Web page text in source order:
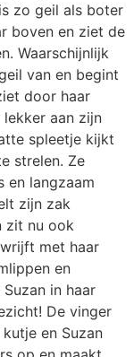
zo geil als boter
boven en ziet de
Waarschijnlijk
van en begint
door haar
aan zijn
spleetje kijkt
strelen. Ze
en langzaam
zijn zak
zit nu ook
met haar
en
in haar
De vinger
en Suzan